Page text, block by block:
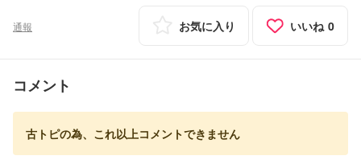
通報 お気に入り いいね 0
コメント
古トピの為、これ以上コメントできません